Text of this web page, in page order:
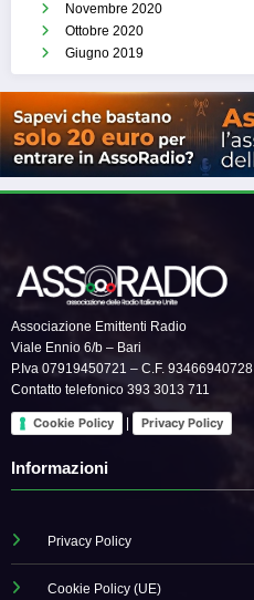
Novembre 2020
Ottobre 2020
Giugno 2019
Associazione Emittenti Radio
Viale Ennio 6/b – Bari
P.Iva 07919450721 – C.F. 93466940728
Contatto telefonico 393 3013 711
Cookie Policy | Privacy Policy
Informazioni
Privacy Policy
Cookie Policy (UE)